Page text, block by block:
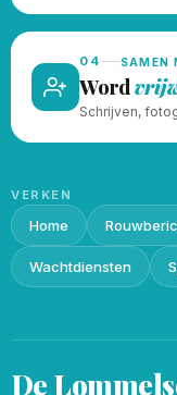
04 SAMEN
Word
Schrijven,
VERKEN
Home
Wachtdiensten
De